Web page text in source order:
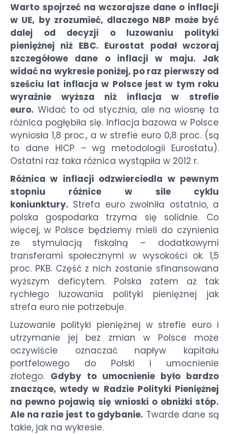
Warto spojrzeć na wczorajsze dane o inflacji
w UE, by zrozumieć, dlaczego NBP może być
dalej od decyzji o luzowaniu polityki
pieniężnej niż EBC. Eurostat podał wczoraj
szczegółowe dane o inflacji w maju. Jak
widać na wykresie poniżej, po raz pierwszy od
sześciu lat inflacja w Polsce jest w tym roku
wyraźnie wyższa niż inflacja w strefie
euro. Widać to od stycznia, ale na wiosnę ta
różnica pogłębiła się. Inflacja bazowa w Polsce
wyniosła 1,8 proc., a w strefie euro 0,8 proc. (są
to dane HICP – wg metodologii Eurostatu).
Ostatni raz taka różnica wystąpiła w 2012 r.
Różnica w inflacji odzwierciedla w pewnym
stopniu różnice w sile cyklu
koniunktury. Strefa euro zwolniła ostatnio, a
polska gospodarka trzyma się solidnie. Co
więcej, w Polsce będziemy mieli do czynienia
ze stymulacją fiskalną – dodatkowymi
transferami społecznymi w wysokości ok. 1,5
proc. PKB. Część z nich zostanie sfinansowana
wyższym deficytem. Polska zatem aż tak
rychłego luzowania polityki pieniężnej jak
strefa euro nie potrzebuje.
Luzowanie polityki pieniężnej w strefie euro i
utrzymanie jej bez zmian w Polsce może
oczywiście oznaczać napływ kapitału
portfelowego do Polski i umocnienie
złotego. Gdyby to umocnienie było bardzo
znaczące, wtedy w Radzie Polityki Pieniężnej
na pewno pojawią się wnioski o obniżki stóp.
Ale na razie jest to gdybanie. Twarde dane są
takie, jak na wykresie.